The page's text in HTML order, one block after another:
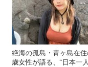
絶海の孤島・青ヶ島在
歳女性が語る、“日本一